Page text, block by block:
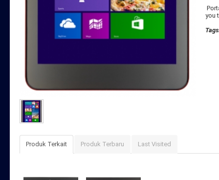
you
Produk Terkait Produk Terbaru Last Visited